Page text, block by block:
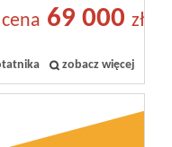
cena 69 000 zł
zobacz więcej